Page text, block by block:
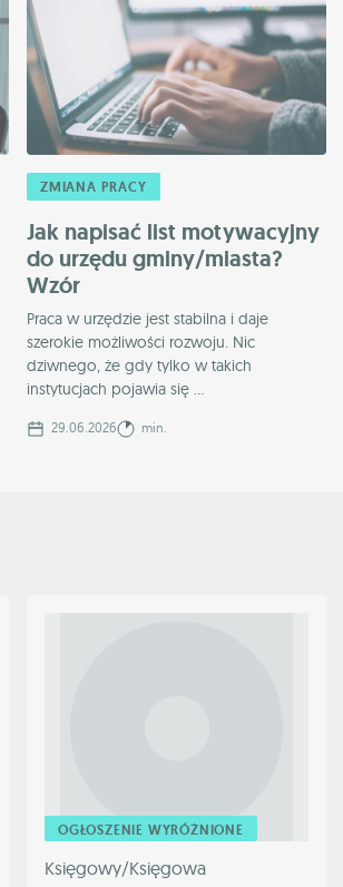
ZMIANA PRACY
Jak napisać list motywacyjny
do urzędu gminy/miasta?
Wzór
Praca w urzędzie jest stabilna i daje
szerokie możliwości rozwoju. Nic
dziwnego, że gdy tylko w takich
instytucjach pojawia się ...
29.06.2026 min.
OGŁOSZENIE WYRÓŻNIONE
Księgowy/Księgowa